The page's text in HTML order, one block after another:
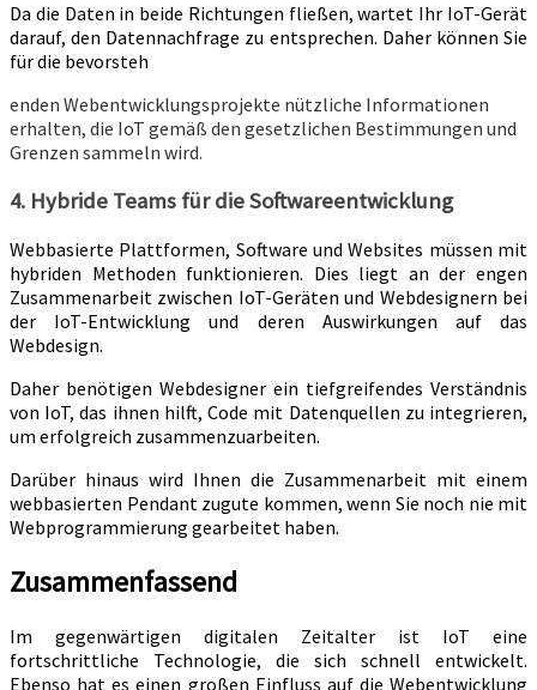
Da die Daten in beide Richtungen fließen, wartet Ihr IoT-Gerät
darauf, den Datennachfrage zu entsprechen. Daher können Sie
für die bevorsteh
enden Webentwicklungsprojekte nützliche Informationen
erhalten, die IoT gemäß den gesetzlichen Bestimmungen und
Grenzen sammeln wird.
4. Hybride Teams für die Softwareentwicklung
Webbasierte Plattformen, Software und Websites müssen mit
hybriden Methoden funktionieren. Dies liegt an der engen
Zusammenarbeit zwischen IoT-Geräten und Webdesignern bei
der IoT-Entwicklung und deren Auswirkungen auf das
Webdesign.
Daher benötigen Webdesigner ein tiefgreifendes Verständnis
von IoT, das ihnen hilft, Code mit Datenquellen zu integrieren,
um erfolgreich zusammenzuarbeiten.
Darüber hinaus wird Ihnen die Zusammenarbeit mit einem
webbasierten Pendant zugute kommen, wenn Sie noch nie mit
Webprogrammierung gearbeitet haben.
Zusammenfassend
Im gegenwärtigen digitalen Zeitalter ist IoT eine
fortschrittliche Technologie, die sich schnell entwickelt.
Ebenso hat es einen großen Einfluss auf die Webentwicklung